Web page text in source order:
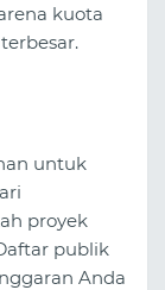
kuota
untuk
proyek
publik
Anda